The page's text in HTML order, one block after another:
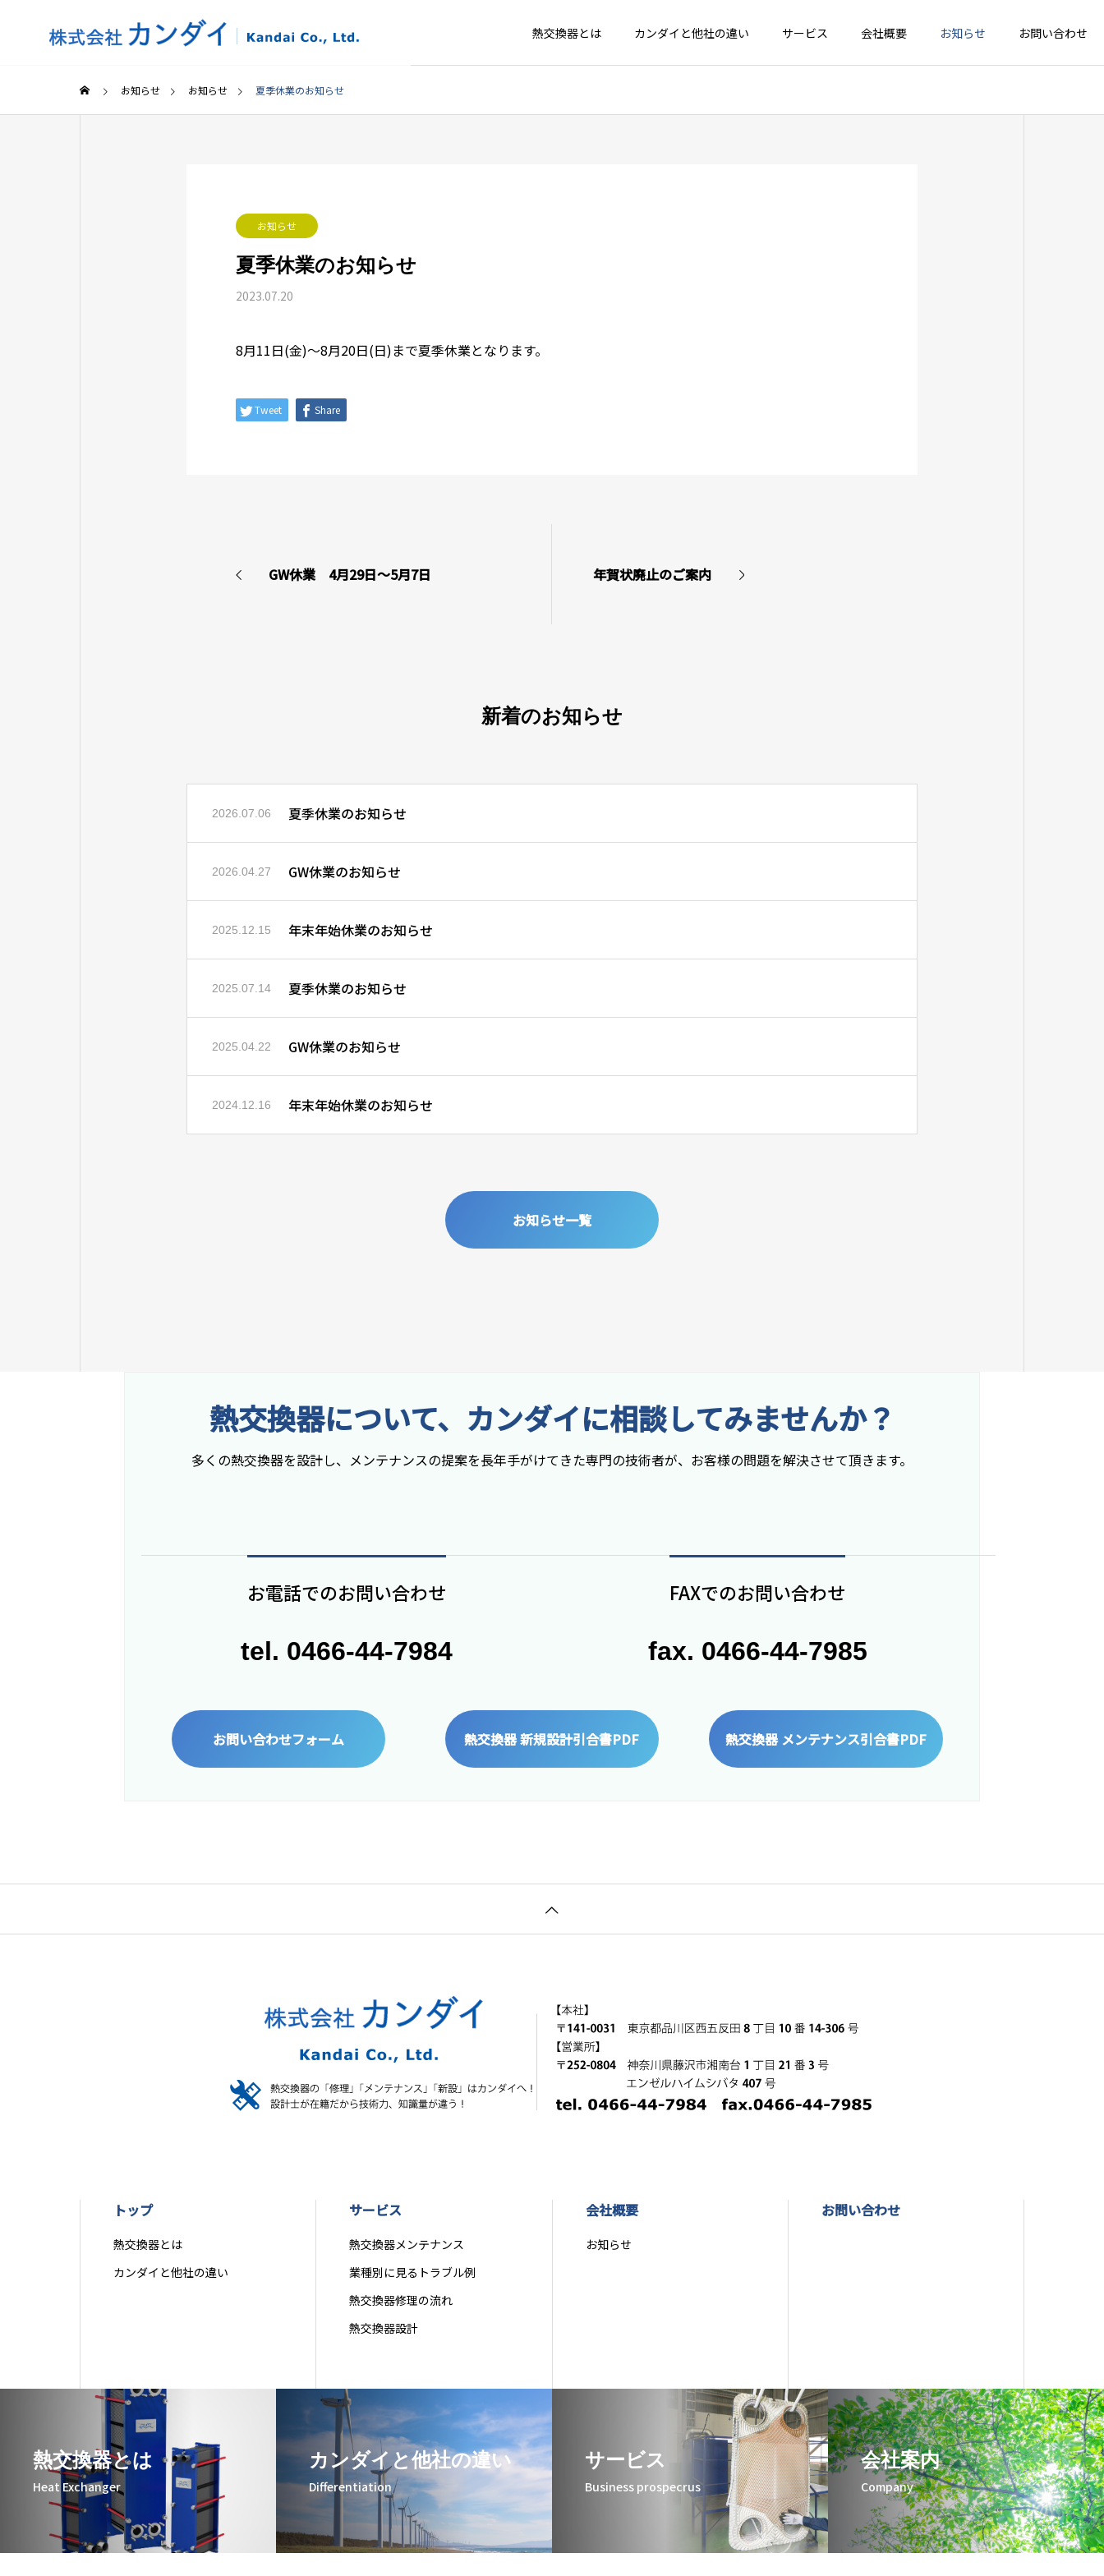
熱交換器とは カンダイと他社の違い サービス 会社概要 お知らせ お問い合わせ
ンス
ブル例
お知らせ お知らせ 夏季休業のお知らせ
お知らせ
夏季休業のお知らせ
2023.07.20
8月11日(金)～8月20日(日)まで夏季休業となります。
Tweet Share
GW休業 4月29日～5月7日 年賀状廃止のご案内
新着のお知らせ
2026.07.06 夏季休業のお知らせ
2026.04.27 GW休業のお知らせ
2025.12.15 年末年始休業のお知らせ
2025.07.14 夏季休業のお知らせ
2025.04.22 GW休業のお知らせ
2024.12.16 年末年始休業のお知らせ
お知らせ一覧
熱交換器について、カンダイに相談してみませんか？
多くの熱交換器を設計し、メンテナンスの提案を長年手がけてきた専門の技術者が、お客様の問題を解決させて頂きます。
お電話でのお問い合わせ
tel. 0466-44-7984
FAXでのお問い合わせ
fax. 0466-44-7985
お問い合わせフォーム 熱交換器 新規設計引合書PDF 熱交換器 メンテナンス引合書PDF
トップ
熱交換器とは
カンダイと他社の違い
サービス
熱交換器メンテナンス
業種別に見るトラブル例
熱交換器修理の流れ
熱交換器設計
会社概要
お知らせ
お問い合わせ
熱交換器とは
Heat Exchanger
カンダイと他社の違い
Differentiation
サービス
Business prospecrus
会社案内
Company